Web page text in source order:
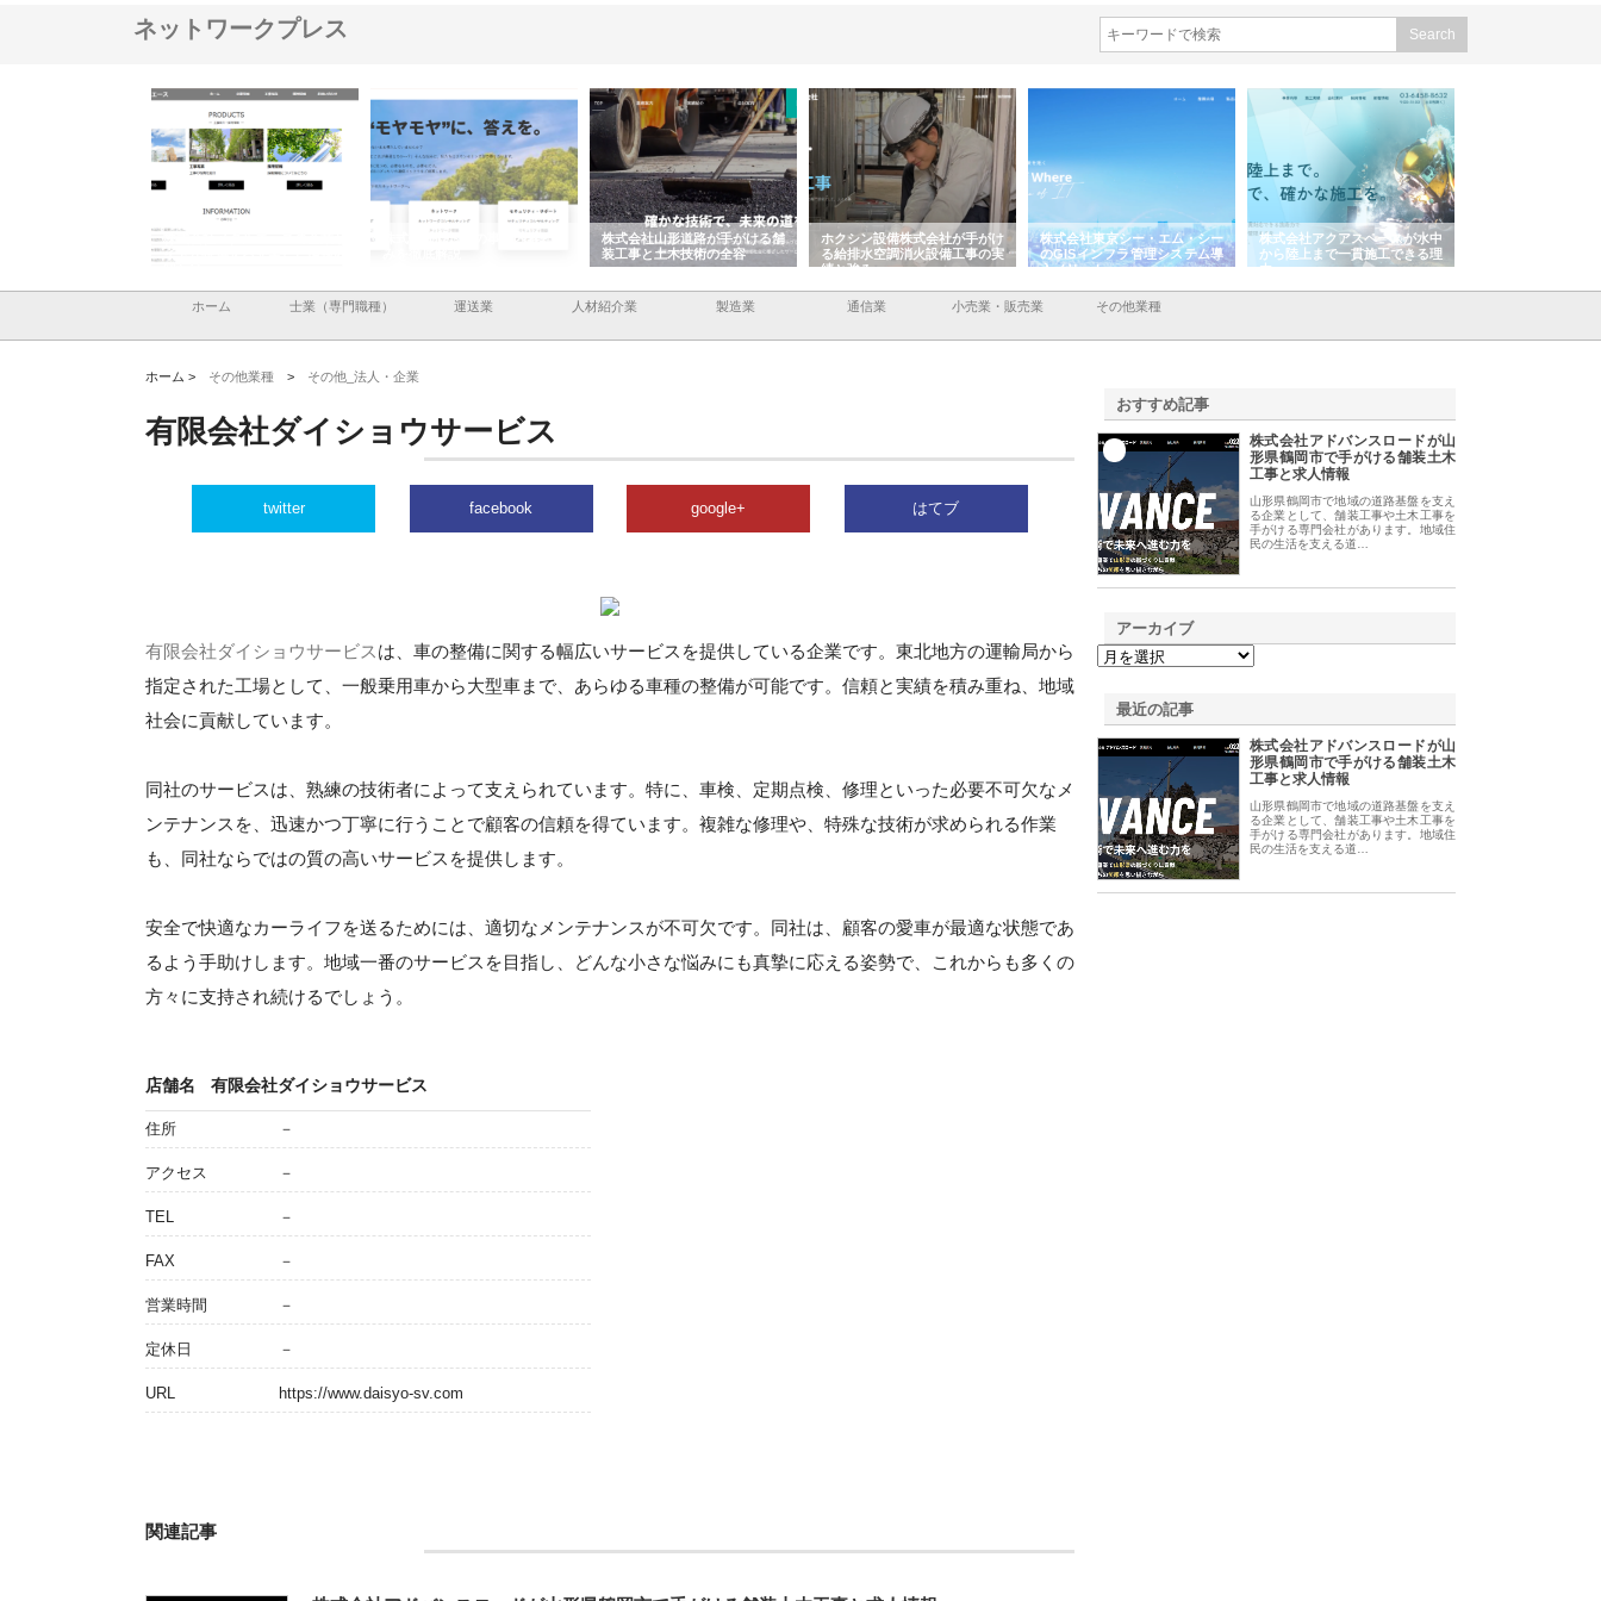
ネットワークプレス
イトが提供する充実した情報内
株式会社ＣＳＡの事業内容と強
株式会社山形道路が手がける舗
装工事と土木技術の全容
ホクシン設備株式会社が手がけ
る給排水空調消火設備工事の実
績と強み
株式会社東京シー・エム・シー
のGISインフラ管理システム導
入メリット
株式会社アクアスペースが水中
から陸上まで一貫施工できる理
由
ホーム 士業（専門職種） 運送業 人材紹介業 製造業 通信業 小売業・販売業 その他業種
ホーム > その他業種 > その他_法人・企業
有限会社ダイショウサービス
twitter facebook google+ はてブ
有限会社ダイショウサービス は、車の整備に関する幅広いサービスを提供している企業です。東北地方の運輸局から
指定された工場として、一般乗用車から大型車まで、あらゆる車種の整備が可能です。信頼と実績を積み重ね、地域
社会に貢献しています。
同社のサービスは、熟練の技術者によって支えられています。特に、車検、定期点検、修理といった必要不可欠なメ
ンテナンスを、迅速かつ丁寧に行うことで顧客の信頼を得ています。複雑な修理や、特殊な技術が求められる作業
も、同社ならではの質の高いサービスを提供します。
安全で快適なカーライフを送るためには、適切なメンテナンスが不可欠です。同社は、顧客の愛車が最適な状態であ
るよう手助けします。地域一番のサービスを目指し、どんな小さな悩みにも真摯に応える姿勢で、これからも多くの
方々に支持され続けるでしょう。
店舗名 有限会社ダイショウサービス
住所 －
アクセス －
TEL －
FAX －
営業時間 －
定休日 －
URL https://www.daisyo-sv.com
関連記事
おすすめ記事
株式会社アドバンスロードが山
形県鶴岡市で手がける舗装土木
工事と求人情報
山形県鶴岡市で地域の道路基盤を支え
る企業として、舗装工事や土木工事を
手がける専門会社があります。地域住
民の生活を支える道…
アーカイブ
最近の記事
株式会社アドバンスロードが山
形県鶴岡市で手がける舗装土木
工事と求人情報
山形県鶴岡市で地域の道路基盤を支え
る企業として、舗装工事や土木工事を
手がける専門会社があります。地域住
民の生活を支える道…